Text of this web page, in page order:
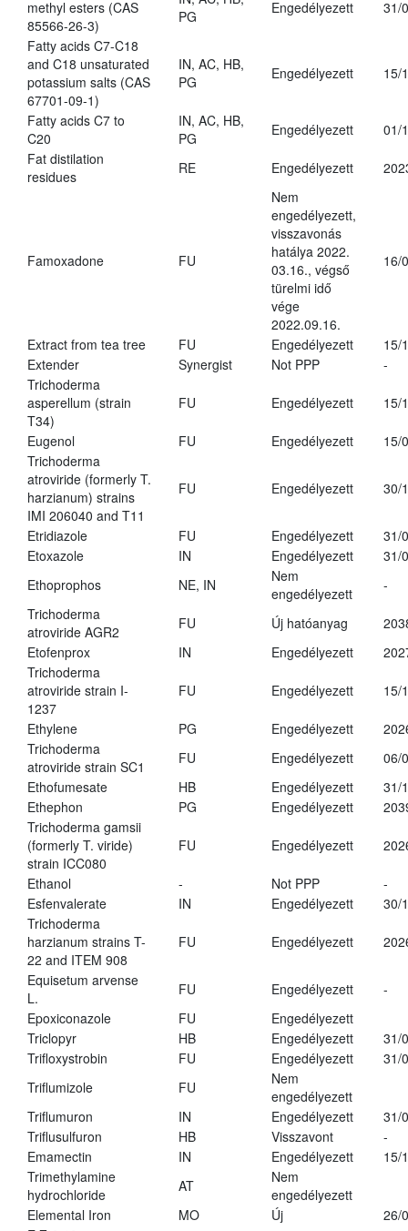
methyl esters (CAS
85566-26-3)
PG
Engedélyezett 31/
Fatty acids C7-C18
and C18 unsaturated
potassium salts (CAS
67701-09-1)
IN, AC, HB,
PG
Engedélyezett 15/
Fatty acids C7 to
C20
IN, AC, HB,
PG
Engedélyezett
01/
Fat distilation
residues
RE Engedélyezett
Famoxadone FU
Nem
engedélyezett,
visszavonás
hatálya 2022.
03.16., végső
türelmi idő
vége
2022.09.16.
16/
Extract from tea tree FU Engedélyezett
15/
Extender
Synergist Not PPP
-
Trichoderma
asperellum (strain
T34)
FU Engedélyezett 15/
Eugenol FU Engedélyezett
15/
Trichoderma
atroviride (formerly T.
harzianum) strains
IMI 206040 and T11
FU Engedélyezett 30/
Etridiazole FU Engedélyezett
31/
Etoxazole
IN Engedélyezett
31/
Ethoprophos
NE, IN
Nem
engedélyezett
-
Trichoderma
atroviride AGR2
FU Új hatóanyag
Etofenprox
IN Engedélyezett
Trichoderma
atroviride strain I-
1237
FU Engedélyezett 15/
Ethylene PG Engedélyezett
Trichoderma
atroviride strain SC1
FU Engedélyezett
06/
Ethofumesate
HB Engedélyezett
31/
Ethephon
PG Engedélyezett
Trichoderma gamsii
(formerly T. viride)
strain ICC080
FU Engedélyezett
Ethanol - Not PPP
-
Esfenvalerate
IN Engedélyezett
30/
Trichoderma
harzianum strains T-
22 and ITEM 908
FU Engedélyezett
Equisetum arvense
L.
FU Engedélyezett
-
Epoxiconazole
FU
Engedélyezett
Triclopyr
HB Engedélyezett
31/
Trifloxystrobin
FU Engedélyezett
31/
Triflumizole
FU
Nem
engedélyezett
Triflumuron
IN Engedélyezett
31/
Triflusulfuron
HB Visszavont
-
Emamectin
IN Engedélyezett
15/
Trimethylamine
hydrochloride
AT
Nem
engedélyezett
Elemental Iron
MO Új
26/